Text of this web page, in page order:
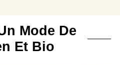
Mode De
Et Bio